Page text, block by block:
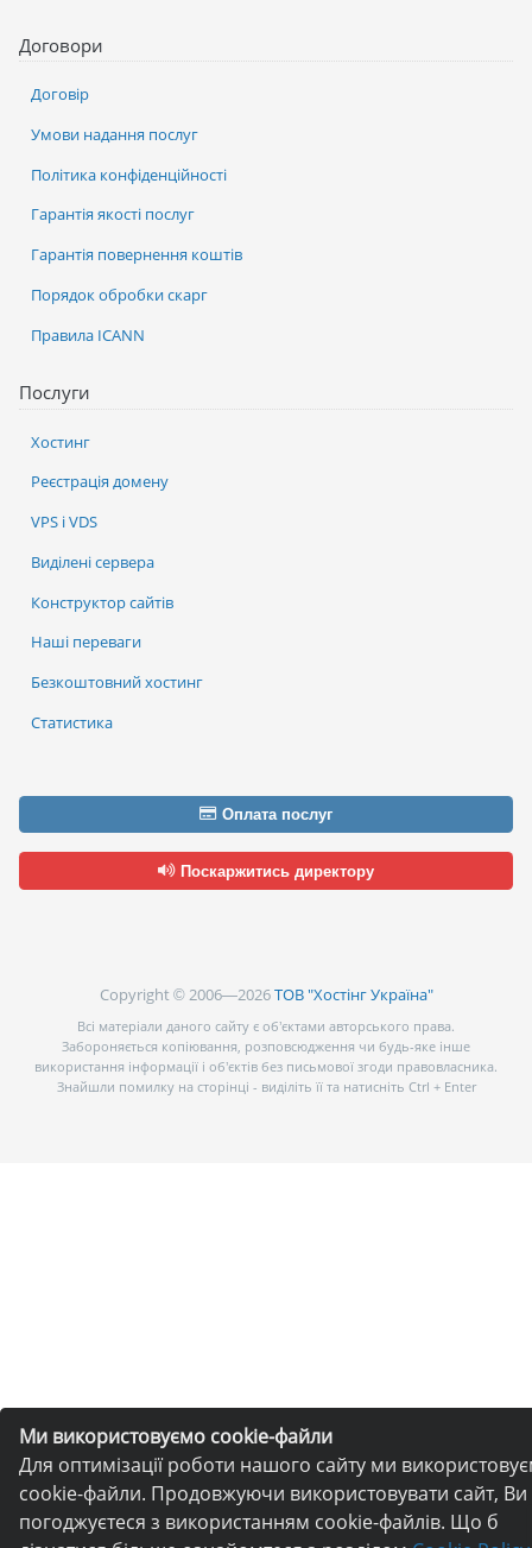
Ми використовуємо cookie-файли
Для оптимізації роботи нашого сайту ми
cookie-файли. Продовжуючи використовувати сайт, Ви
погоджуєтеся з використанням cookie-файлів. Що б
Послуги
Хостинг
Реєстрація домену
VPS і VDS
Виділені сервера
Конструктор сайтів
Наші переваги
Безкоштовний хостинг
Статистика
Договори
Договір
Умови надання послуг
Політика конфіденційності
Гарантія якості послуг
Гарантія повернення коштів
Порядок обробки скарг
Правила ICANN
Оплата послуг
Поскаржитись директору
Copyright © 2006—2026ТОВ "Хостінг Україна"
Всі матеріали даного сайту є об’єктами авторського права.
Забороняється копіювання, розповсюдження чи будь-яке інше
використання інформації і об’єктів без письмової згоди правовласника.
Знайшли помилку на сторінці - виділіть її та натисніть Ctrl + Enter